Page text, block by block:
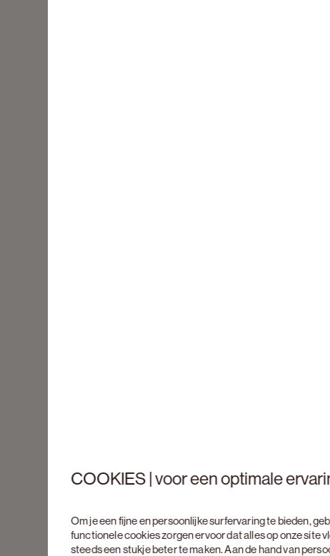
COOKIES | voor een optimale
Om je een fijne en persoonlijke surfervaring te bieden,
functionele cookies zorgen ervoor dat alles op onze site
steeds een stukje beter te maken. Aan de hand van